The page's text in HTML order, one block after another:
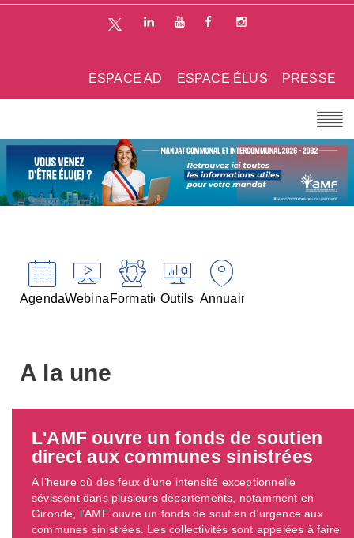
PRESSE
ESPACE ÉLUS
ESPACE AD
AgendaWebinairesFormationsOutils Annuaires
A la une
L'AMF ouvre un fonds de soutien
direct aux communes sinistrées
A l’heure où des feux d’une intensité exceptionnelle
sévissent dans plusieurs départements, notamment en
Gironde, l’AMF ouvre un fonds de soutien d’urgence aux
communes sinistrées. Les collectivités sont appelées à faire